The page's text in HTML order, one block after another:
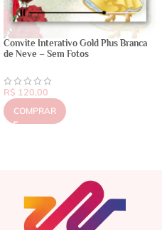
Convite Interativo Gold Plus Branca
de Neve – Sem Fotos
R$ 120,00
COMPRAR